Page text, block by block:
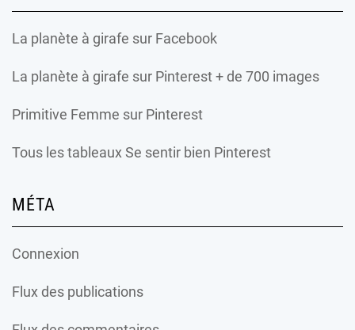
La planète à girafe sur Facebook
La planète à girafe sur Pinterest + de 700 images
Primitive Femme sur Pinterest
Tous les tableaux Se sentir bien Pinterest
MÉTA
Connexion
Flux des publications